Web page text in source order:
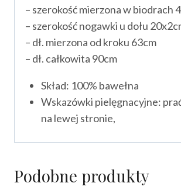
– szerokość mierzona w biodrach
– szerokość nogawki u dołu
– dł. mierzona od kroku 63cm
– dł. całkowita 90cm
Skład: 100% bawełna
Wskazówki pielęgnacyjne:
na lewej stronie,
Podobne produkty